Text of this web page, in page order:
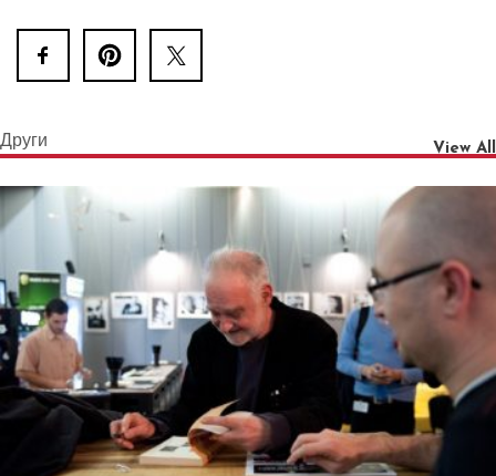
Други View All